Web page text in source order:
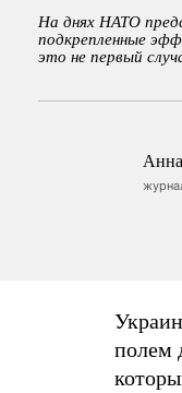
На днях НАТО
подкрепленные
это не первый
полем